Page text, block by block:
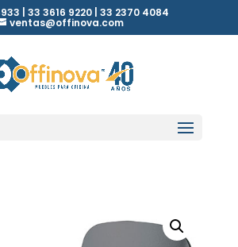
| 33 3616 9220 | 33 2370 4084
ventas@offinova.com